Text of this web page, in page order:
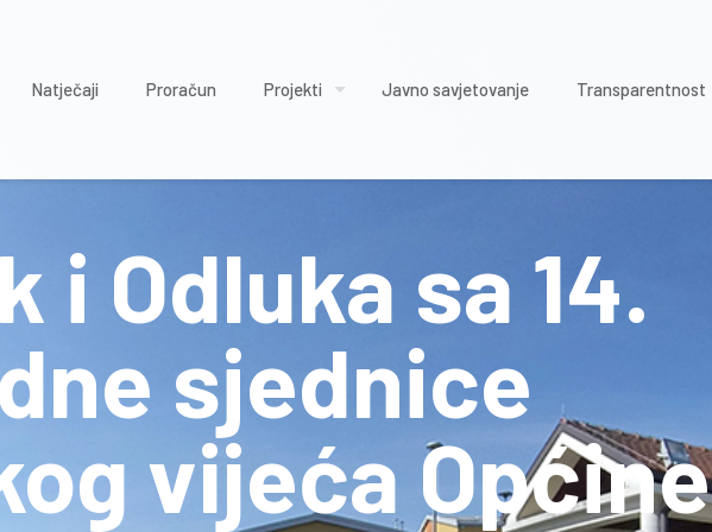
Natječaji Proračun Projekti Javno savjetovanje Transparentnost
i Odluka sa 14.
sjednice
vijeća Općine